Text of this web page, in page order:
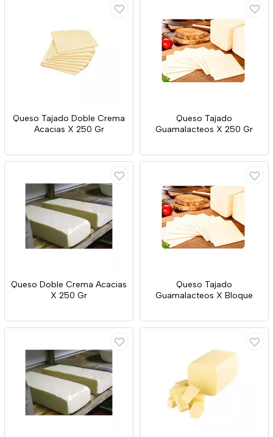
Queso Tajado Doble Crema
Acacias X 250 Gr
Queso Tajado
Guamalacteos X 250 Gr
Queso Doble Crema Acacias
X 250 Gr
Queso Tajado
Guamalacteos X Bloque